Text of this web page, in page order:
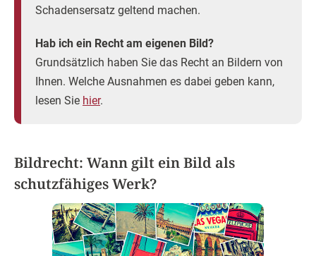
Schadensersatz geltend machen.
Hab ich ein Recht am eigenen Bild?
Grundsätzlich haben Sie das Recht an Bildern von
Ihnen. Welche Ausnahmen es dabei geben kann,
lesen Sie hier.
Bildrecht: Wann gilt ein Bild als
schutzfähiges Werk?